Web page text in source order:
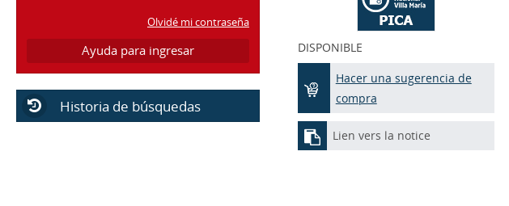
Olvidé mi contraseña
Ayuda para ingresar
Historia de búsquedas
DISPONIBLE
Hacer una sugerencia de
compra
Lien vers la notice